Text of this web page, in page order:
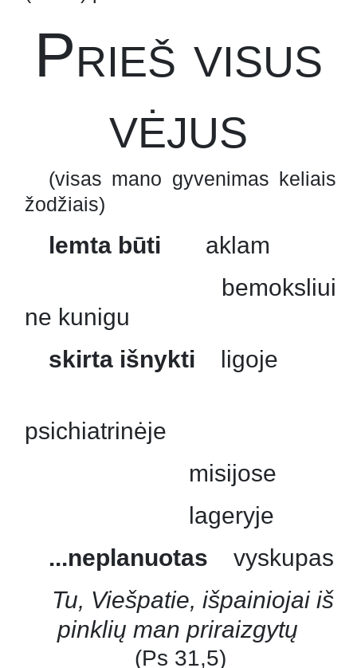
Prieš visus
vėjus
(visas mano gyvenimas keliais
žodžiais)
lemta būti
aklam
bemoksliui
ne kunigu
skirta išnykti
ligoje
psichiatrinėje
misijose
lageryje
...neplanuotas vyskupas
Tu, Viešpatie, išpainiojai iš
pinklių man priraizgytų
(Ps 31,5)